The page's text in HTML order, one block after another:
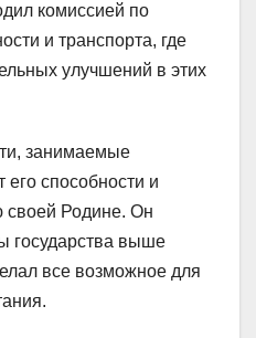
комиссией по
и транспорта, где
улучшений в этих
занимаемые
способности и
своей Родине. Он
государства выше
все возможное для